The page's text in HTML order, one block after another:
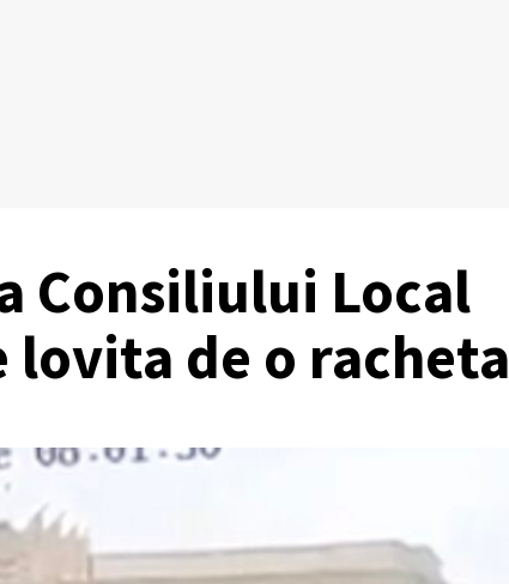
Consiliului Local
lovita de o racheta